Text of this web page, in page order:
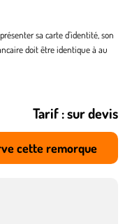
sa carte d’identité, son
doit être identique à au
Tarif : sur devis
cette remorque